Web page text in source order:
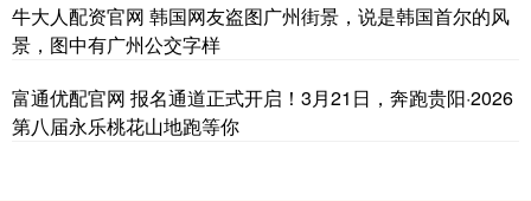
牛大人配资官网 韩国网友盗图广州街景，说是韩国首尔的风
景，图中有广州公交字样
富通优配官网 报名通道正式开启！3月21日，奔跑贵阳·2026
第八届永乐桃花山地跑等你